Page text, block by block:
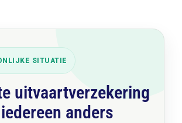
SITUATIE
uitvaartverzekering
anders